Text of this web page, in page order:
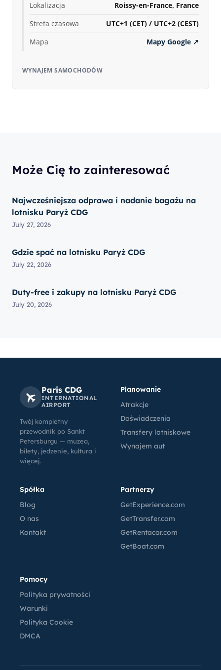
Lokalizacja
Roissy-en-France, France
Strefa czasowa
UTC+1 (CET) / UTC+2 (CEST)
Mapa
Mapy Google ↗
WYNAJEM SAMOCHODÓW
Może Cię to zainteresować
Najwcześniejsza odprawa i nadanie bagażu na
lotnisku Paryż CDG
July 27, 2026
Gdzie spać na lotnisku Paryż CDG
July 22, 2026
Duty-free i zakupy na lotnisku Paryż CDG
July 20, 2026
Paris CDG
INTERNATIONAL
AIRPORT
Twój kompletny
przewodnik po Sankt
Petersburgu — muzea,
bilety, jedzenie, kultura i
więcej.
Planowanie
Atrakcje
Doświadczenia
Transfery lotniskowe
Wynajem aut
Spółka
Blog
O nas
Kontakt
Partnerzy
GetExperience.com
GetTransfer.com
GetRentacar.com
GetBoat.com
Pomocy
Polityka prywatności
Warunki
Polityka Cookie
DMCA